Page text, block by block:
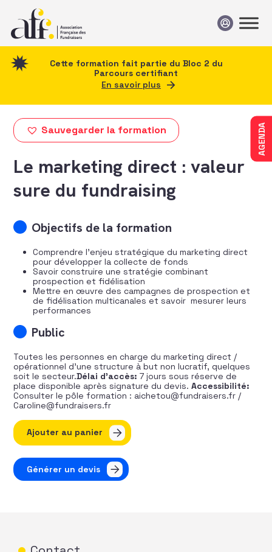
AGENDA
Cette formation fait partie du Bloc 2 du
Parcours certifiant
En savoir plus
Sauvegarder la formation
Le marketing direct : valeur
sure du fundraising
Objectifs de la formation
Comprendre l’enjeu stratégique du marketing direct
pour développer la collecte de fonds
Savoir construire une stratégie combinant
prospection et fidélisation
Mettre en œuvre des campagnes de prospection et
de fidélisation multicanales et savoir mesurer leurs
performances
Public
Toutes les personnes en charge du marketing direct /
opérationnel d’une structure à but non lucratif, quelques
soit le secteur.Délai d’accès: 7 jours sous réserve de
place disponible après signature du devis.Accessibilité:
Consulter le pôle formation : aichetou@fundraisers.fr /
Caroline@fundraisers.fr
quantité de Le marketing direct : valeur sure du
Ajouter au panier
Générer un devis